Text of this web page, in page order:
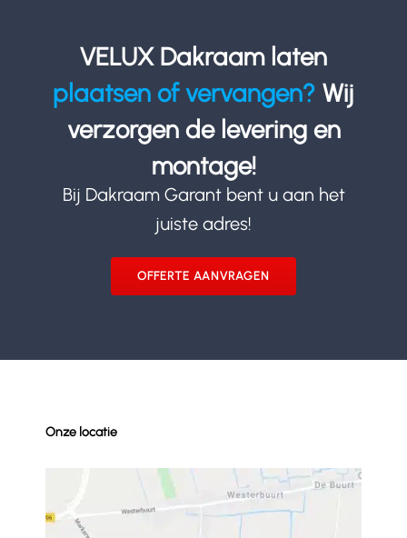
VELUX Dakraam laten
plaatsen of vervangen? Wij
verzorgen de levering en
montage!
Bij Dakraam Garant bent u aan het
juiste adres!
OFFERTE AANVRAGEN
Onze locatie